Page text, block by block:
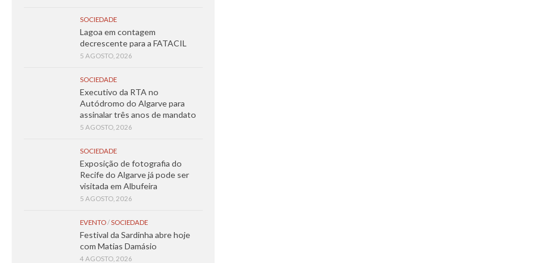
SOCIEDADE
Lagoa em contagem
decrescente para a FATACIL
5 AGOSTO, 2026
SOCIEDADE
Executivo da RTA no
Autódromo do Algarve para
assinalar três anos de mandato
5 AGOSTO, 2026
SOCIEDADE
Exposição de fotografia do
Recife do Algarve já pode ser
visitada em Albufeira
5 AGOSTO, 2026
EVENTO/SOCIEDADE
Festival da Sardinha abre hoje
com Matias Damásio
4 AGOSTO, 2026